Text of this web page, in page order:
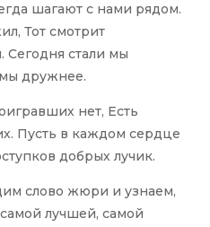
шагают с нами рядом.
Тот смотрит
Сегодня стали мы
дружнее.
нет, Есть
Пусть в каждом сердце
добрых лучик.
слово жюри и узнаем,
самой лучшей, самой